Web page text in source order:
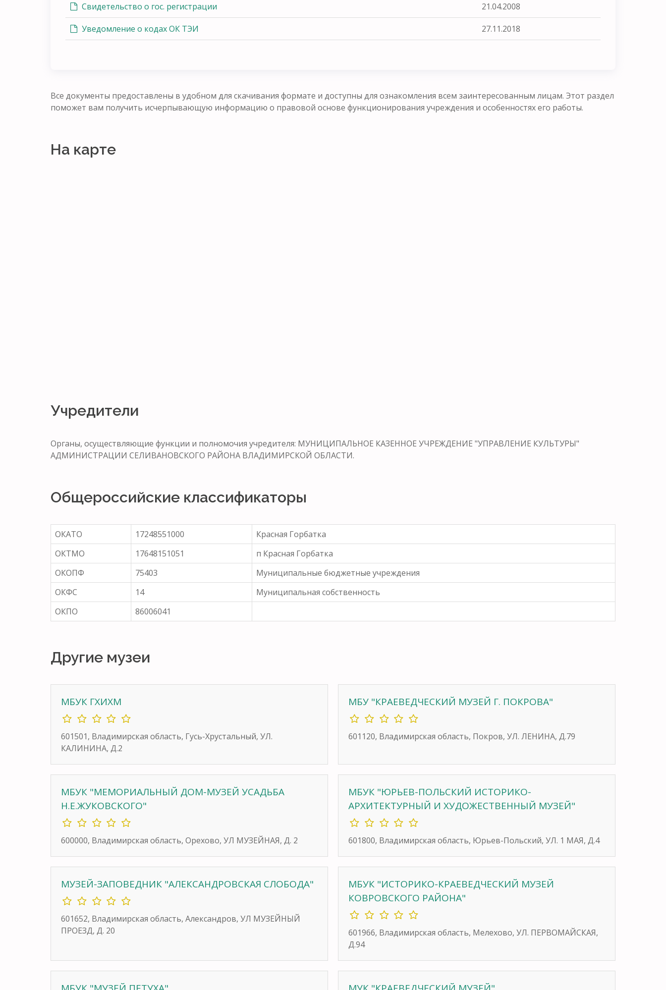
Свидетельство о гос. регистрации 21.04.2008
Уведомление о кодах ОК ТЭИ 27.11.2018
Все документы предоставлены в удобном для скачивания формате и доступны для ознакомления всем заинтересованным лицам. Этот раздел
поможет вам получить исчерпывающую информацию о правовой основе функционирования учреждения и особенностях его работы.
На карте
Учредители
Органы, осуществляющие функции и полномочия учредителя: МУНИЦИПАЛЬНОЕ КАЗЕННОЕ УЧРЕЖДЕНИЕ "УПРАВЛЕНИЕ КУЛЬТУРЫ"
АДМИНИСТРАЦИИ СЕЛИВАНОВСКОГО РАЙОНА ВЛАДИМИРСКОЙ ОБЛАСТИ.
Общероссийские классификаторы
ОКАТО 17248551000
Красная Горбатка
ОКТМО
17648151051
п Красная Горбатка
ОКОПФ
75403
Муниципальные бюджетные учреждения
ОКФС
14
Муниципальная собственность
ОКПО
86006041
Другие музеи
МБУК ГХИХМ
601501, Владимирская область, Гусь-Хрустальный, УЛ.
КАЛИНИНА, Д.2
МБУ "КРАЕВЕДЧЕСКИЙ МУЗЕЙ Г. ПОКРОВА"
601120, Владимирская область, Покров, УЛ. ЛЕНИНА, Д.79
МБУК "МЕМОРИАЛЬНЫЙ ДОМ-МУЗЕЙ УСАДЬБА
Н.Е.ЖУКОВСКОГО"
600000, Владимирская область, Орехово, УЛ МУЗЕЙНАЯ, Д. 2
МБУК "ЮРЬЕВ-ПОЛЬСКИЙ ИСТОРИКО-
АРХИТЕКТУРНЫЙ И ХУДОЖЕСТВЕННЫЙ МУЗЕЙ"
601800, Владимирская область, Юрьев-Польский, УЛ. 1 МАЯ, Д.4
МУЗЕЙ-ЗАПОВЕДНИК "АЛЕКСАНДРОВСКАЯ СЛОБОДА"
601652, Владимирская область, Александров, УЛ МУЗЕЙНЫЙ
ПРОЕЗД, Д. 20
МБУК "ИСТОРИКО-КРАЕВЕДЧЕСКИЙ МУЗЕЙ
КОВРОВСКОГО РАЙОНА"
601966, Владимирская область, Мелехово, УЛ. ПЕРВОМАЙСКАЯ,
Д.94